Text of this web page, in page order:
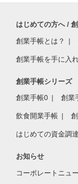
はじめての方へ /
創業手帳とは？
創業手帳を手に入
創業手帳シリーズ
創業手帳0 創業
飲食開業手帳
はじめての資金調
お知らせ
コーポレートニュ